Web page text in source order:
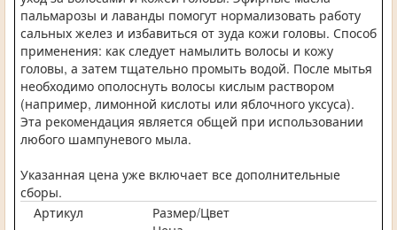
пальмарозы и лаванды помогут нормализовать работу
сальных желез и избавиться от зуда кожи головы. Способ
применения: как следует намылить волосы и кожу
головы, а затем тщательно промыть водой. После мытья
необходимо ополоснуть волосы кислым раствором
(например, лимонной кислоты или яблочного уксуса).
Эта рекомендация является общей при использовании
любого шампуневого мыла.
Указанная цена уже включает все дополнительные
сборы.
Артикул
Размер/Цвет